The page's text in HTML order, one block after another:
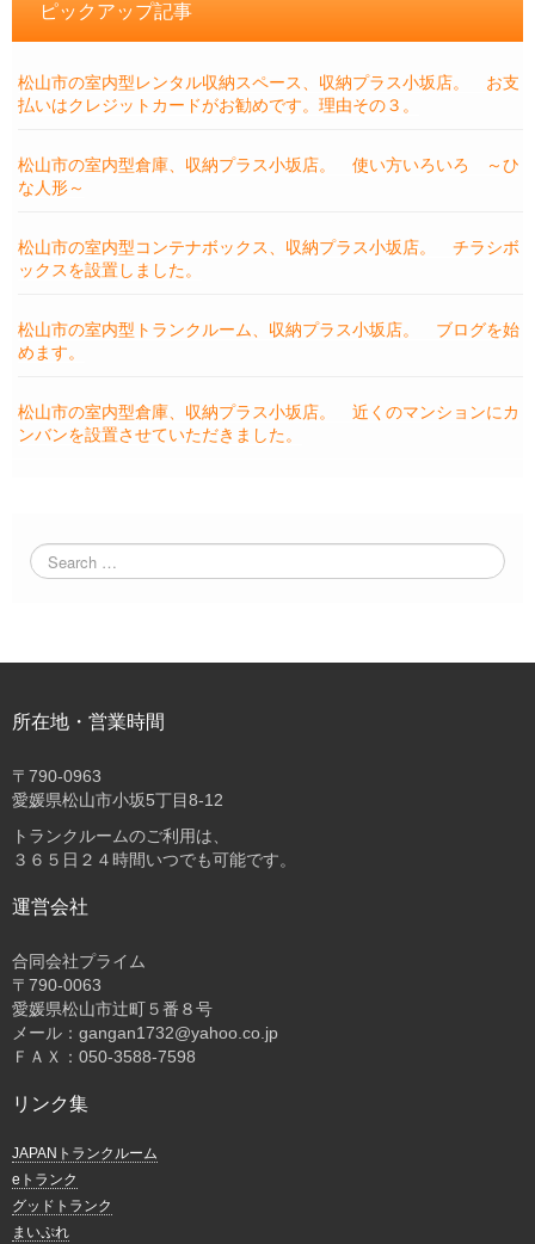
ピックアップ記事
松山市の室内型レンタル収納スペース、収納プラス小坂店。 お支
払いはクレジットカードがお勧めです。理由その３。
松山市の室内型倉庫、収納プラス小坂店。 使い方いろいろ ～ひ
な人形～
松山市の室内型コンテナボックス、収納プラス小坂店。 チラシボ
ックスを設置しました。
松山市の室内型トランクルーム、収納プラス小坂店。 ブログを始
めます。
松山市の室内型倉庫、収納プラス小坂店。 近くのマンションにカ
ンバンを設置させていただきました。
所在地・営業時間
〒 790-0963
愛媛県松山市小坂5丁目8-12
トランクルームのご利用は、
３６５日２４時間いつでも可能です。
運営会社
合同会社プライム
〒 790-0063
愛媛県松山市辻町５番８号
メール：gangan1732@yahoo.co.jp
ＦＡＸ：050-3588-7598
リンク集
JAPANトランクルーム
eトランク
グッドトランク
まいぷれ